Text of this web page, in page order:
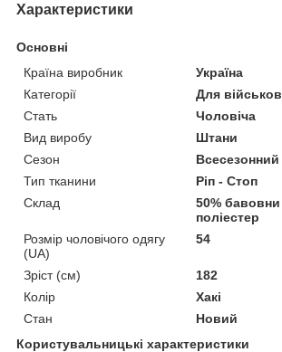
Характеристики
Основні
Країна виробник
Україна
Категорії
Для
Стать
Чоловіча
Вид виробу
Штани
Сезон
Всесезонний
Тип тканини
Ріп - Стоп
Склад
50% бавовни
поліестер
Розмір чоловічого одягу
(UA)
54
Зріст (см)
182
Колір
Хакі
Стан
Новий
Користувальницькі характеристики